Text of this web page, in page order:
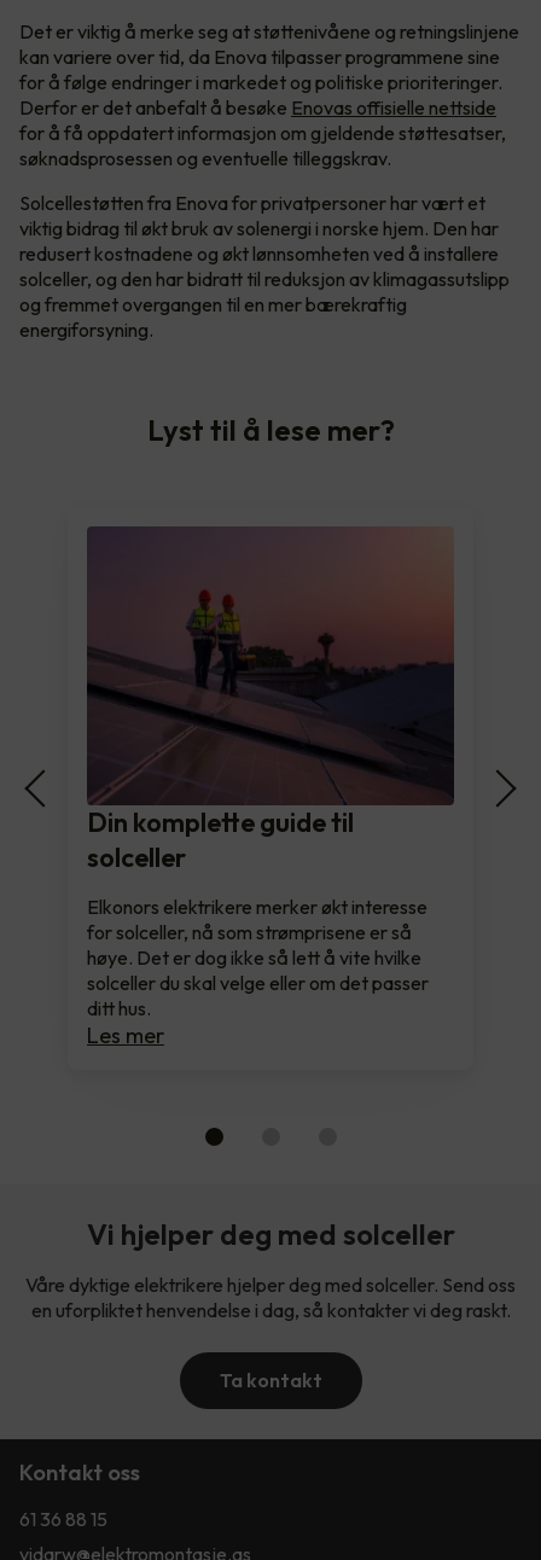
Det er viktig å merke seg at støttenivåene og retningslinjene
kan variere over tid, da Enova tilpasser programmene sine
for å følge endringer i markedet og politiske prioriteringer.
Derfor er det anbefalt å besøke Enovas offisielle nettside
for å få oppdatert informasjon om gjeldende støttesatser,
søknadsprosessen og eventuelle tilleggskrav.
Solcellestøtten fra Enova for privatpersoner har vært et
viktig bidrag til økt bruk av solenergi i norske hjem. Den har
redusert kostnadene og økt lønnsomheten ved å installere
solceller, og den har bidratt til reduksjon av klimagassutslipp
og fremmet overgangen til en mer bærekraftig
energiforsyning.
Lyst til å lese mer?
Din komplette guide til
solceller
Elkonors elektrikere merker økt interesse
for solceller, nå som strømprisene er så
høye. Det er dog ikke så lett å vite hvilke
solceller du skal velge eller om det passer
ditt hus.
Les mer
Vi hjelper deg med solceller
Våre dyktige elektrikere hjelper deg med solceller. Send oss
en uforpliktet henvendelse i dag, så kontakter vi deg raskt.
Ta kontakt
Kontakt oss
61 36 88 15
vidarw@elektromontasje.as